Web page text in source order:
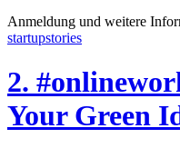
Anmeldung und weitere
startupstories
2.
Your Green